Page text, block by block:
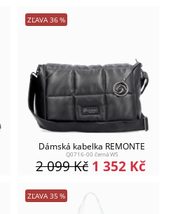
ZĽAVA 36%
Dámská kabelka REMONTE
Q0716-00 černá W5
1 352 Kč
2 099Kč
ZĽAVA 35 %